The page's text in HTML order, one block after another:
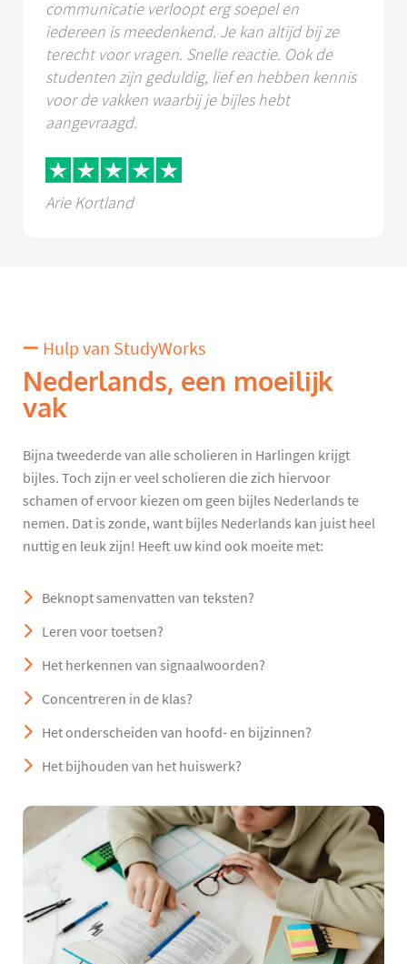
communicatie verloopt erg soepel en
iedereen is meedenkend. Je kan altijd bij ze
terecht voor vragen. Snelle reactie. Ook de
studenten zijn geduldig, lief en hebben kennis
voor de vakken waarbij je bijles hebt
aangevraagd.
Arie Kortland
Hulp van StudyWorks
Nederlands, een moeilijk
vak
Bijna tweederde van alle scholieren in Harlingen krijgt
bijles. Toch zijn er veel scholieren die zich hiervoor
schamen of ervoor kiezen om geen bijles Nederlands te
nemen. Dat is zonde, want bijles Nederlands kan juist heel
nuttig en leuk zijn! Heeft uw kind ook moeite met:
Beknopt samenvatten van teksten?
Leren voor toetsen?
Het herkennen van signaalwoorden?
Concentreren in de klas?
Het onderscheiden van hoofd- en bijzinnen?
Het bijhouden van het huiswerk?